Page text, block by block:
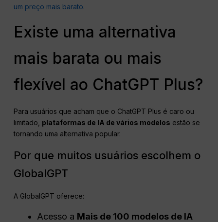
um preço mais barato.
Existe uma alternativa
mais barata ou mais
flexível ao ChatGPT Plus?
Para usuários que acham que o ChatGPT Plus é caro ou
limitado, plataformas de IA de vários modelos estão se
tornando uma alternativa popular.
Por que muitos usuários escolhem o
GlobalGPT
A GlobalGPT oferece:
Acesso a Mais de 100 modelos de IA